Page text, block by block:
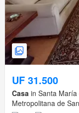
UF 31.500
Casa in Santa
Metropolitana de